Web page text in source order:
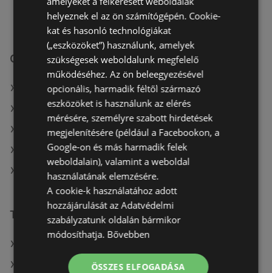
CBA üzletek itt:
CBA itt: Kiskőrösi
CBA itt: Oroszlányi
CBA itt: Dunakeszi
CBA itt: Karcagi
CBA itt: Gyöngyösi
További linkek
A(z) Auchan ajánlatai
helyeznek el az ön számítógépén. Cookie-
kat és hasonló technológiákat
(„eszközöket”) használunk, amelyek
szükségesek weboldalunk megfelelő
működéséhez. Az ön beleegyezésével
opcionális, harmadik féltől származó
eszközöket is használunk az elérés
mérésére, személyre szabott hirdetések
megjelenítésére (például a Facebookon, a
Google-on és más harmadik felek
weboldalain), valamint a weboldal
használatának elemzésére.
A cookie-k használatához adott
hozzájárulását az Adatvédelmi
szabályzatunk oldalán bármikor
módosíthatja. Bővebben
ÖSSZES ELFOGADÁSA